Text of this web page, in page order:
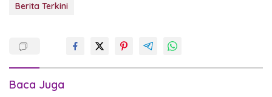
Berita Terkini
Baca Juga